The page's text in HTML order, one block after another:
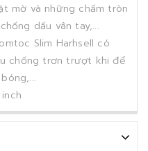
mờ và những chấm tròn
dấu vân tay,...
Slim Harhsell có
chống trơn trượt khi để